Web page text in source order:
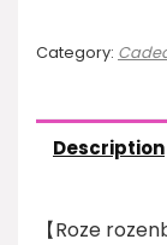
Category:
Description
【Roze